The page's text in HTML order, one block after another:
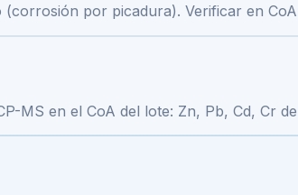
por picadura). Verificar en
MS en el CoA del lote: Zn, Pb, Cd, Cr